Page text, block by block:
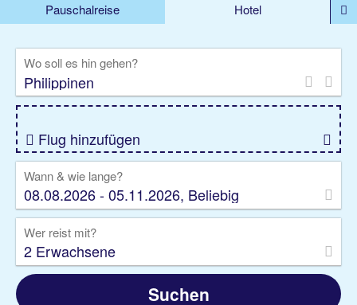
Pauschalreise
Hotel
Rundreise
Kreuzfahrt
Gruppenreise
Camper Privattransfer
Wo soll es hin gehen?
Flug hinzufügen
Wann & wie lange?
08.08.2026 - 05.11.2026, Beliebig
Wer reist mit?
2 Erwachsene
Suchen